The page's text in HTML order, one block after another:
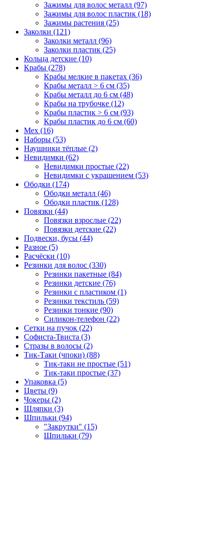
Зажимы для волос металл (97)
Зажимы для волос пластик (18)
Зажимы растения (25)
Заколки (121)
Заколки металл (96)
Заколки пластик (25)
Кольца детские (10)
Крабы (278)
Крабы мелкие в пакетах (36)
Крабы металл > 6 см (35)
Крабы металл до 6 см (48)
Крабы на трубочке (12)
Крабы пластик > 6 см (93)
Крабы пластик до 6 см (60)
Мех (16)
Наборы (53)
Наушники тёплые (2)
Невидимки (62)
Невидимки простые (22)
Невидимки с украшением (53)
Ободки (174)
Ободки металл (46)
Ободки пластик (128)
Повязки (44)
Повязки взрослые (22)
Повязки детские (22)
Подвески, бусы (44)
Разное (5)
Расчёски (10)
Резинки для волос (330)
Резинки пакетные (84)
Резинки детские (76)
Резинки с пластиком (1)
Резинки текстиль (59)
Резинки тонкие (90)
Силикон-телефон (22)
Сетки на пучок (22)
Софиста-Твиста (3)
Стразы в волосы (2)
Тик-Таки (чпоки) (88)
Тик-таки не простые (51)
Тик-таки простые (37)
Упаковка (5)
Цветы (9)
Чокеры (2)
Шляпки (3)
Шпильки (94)
"Закрутки" (15)
Шпильки (79)